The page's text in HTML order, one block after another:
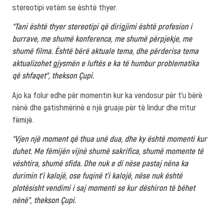
stereotipi vetëm se është thyer.
“Tani është thyer stereotipi që dirigjimi është profesion i
burrave, me shumë konferenca, me shumë përpjekje, me
shumë filma. Është bërë aktuale tema, dhe përderisa tema
aktualizohet gjysmën e luftës e ka të humbur problematika
që shfaqet”, thekson Çupi.
Ajo ka folur edhe për momentin kur ka vendosur për t’u bërë
nënë dhe gatishmërinë e një gruaje për të lindur dhe rritur
fëmijë.
“Vjen një moment që thua unë dua, dhe ky është momenti kur
duhet. Me fëmijën vijnë shumë sakrifica, shumë momente të
vështira, shumë sfida. Dhe nuk e di nëse pastaj nëna ka
durimin t’i kalojë, ose fuqinë t’i kalojë, nëse nuk është
plotësisht vendimi i saj momenti se kur dëshiron të bëhet
nënë”, thekson Çupi.